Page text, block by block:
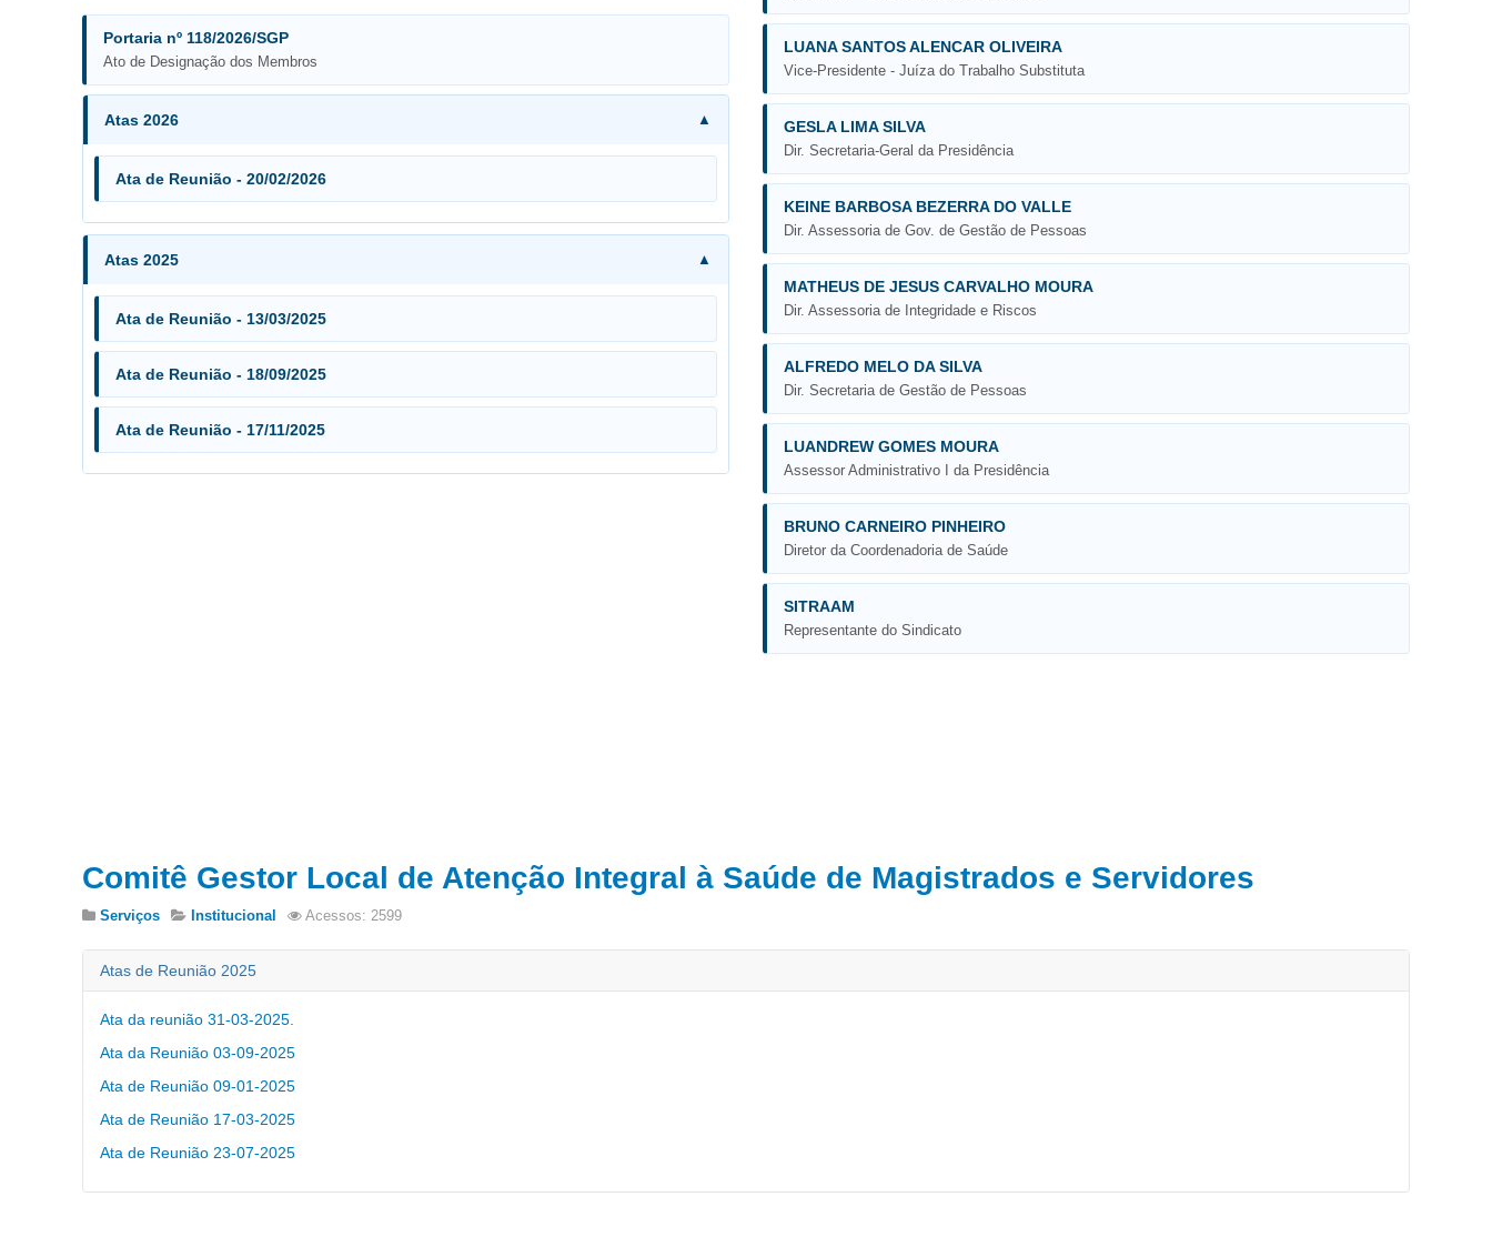
Portaria nº 118/2026/SGP
Ato de Designação dos Membros
Atas 2026
Ata de Reunião - 20/02/2026
Atas 2025
Ata de Reunião - 13/03/2025
Ata de Reunião - 18/09/2025
Ata de Reunião - 17/11/2025
LUANA SANTOS ALENCAR OLIVEIRA
Vice-Presidente - Juíza do Trabalho Substituta
GESLA LIMA SILVA
Dir. Secretaria-Geral da Presidência
KEINE BARBOSA BEZERRA DO VALLE
Dir. Assessoria de Gov. de Gestão de Pessoas
MATHEUS DE JESUS CARVALHO MOURA
Dir. Assessoria de Integridade e Riscos
ALFREDO MELO DA SILVA
Dir. Secretaria de Gestão de Pessoas
LUANDREW GOMES MOURA
Assessor Administrativo I da Presidência
BRUNO CARNEIRO PINHEIRO
Diretor da Coordenadoria de Saúde
SITRAAM
Representante do Sindicato
Comitê Gestor Local de Atenção Integral à Saúde de Magistrados e Servidores
Serviços Institucional Acessos: 2599
Atas de Reunião 2025
Ata da reunião 31-03-2025.
Ata da Reunião 03-09-2025
Ata de Reunião 09-01-2025
Ata de Reunião 17-03-2025
Ata de Reunião 23-07-2025